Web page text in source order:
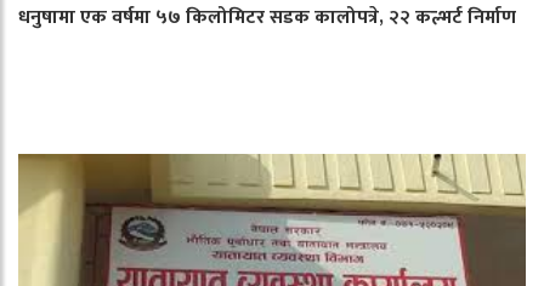
धनुषामा एक वर्षमा ५७ किलोमिटर सडक कालोपत्रे, २२ कल्भर्ट निर्माण